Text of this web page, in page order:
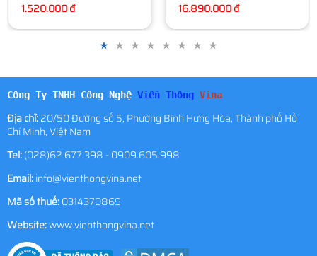
16.890.000 đ 11.660.000 đ
Công Ty TNHH Công Nghệ Viễn Thông Vina
Địa chỉ:20/50 Đường số 5, Phường Bình Hưng Hòa, Thành phố Hồ
Chí Minh, Việt Nam
Tel:(028)62.677.398 - 0909.605.998
Email:info@vienthongvina.net
Mã số thuế:0314370869
Website:www.vienthongvina.net